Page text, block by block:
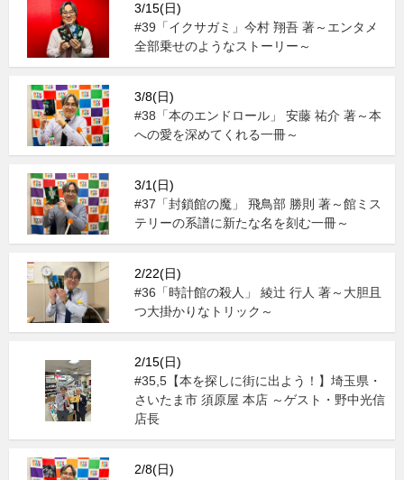
3/15(日)
#39「イクサガミ」今村 翔吾 著～エンタメ
全部乗せのようなストーリー～
3/8(日)
#38「本のエンドロール」 安藤 祐介 著～本
への愛を深めてくれる一冊～
3/1(日)
#37「封鎖館の魔」 飛鳥部 勝則 著～館ミス
テリーの系譜に新たな名を刻む一冊～
2/22(日)
#36「時計館の殺人」 綾辻 行人 著～大胆且
つ大掛かりなトリック～
2/15(日)
#35,5【本を探しに街に出よう！】埼玉県・
さいたま市 須原屋 本店 ～ゲスト・野中光信
店長
2/8(日)